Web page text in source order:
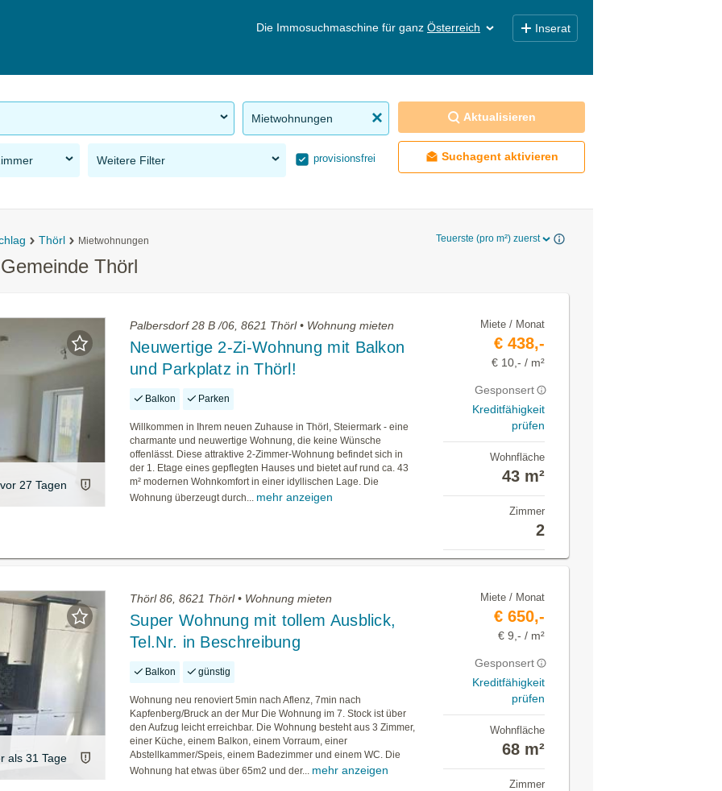
Die Immosuchmaschine für ganz Österreich Inserat
Mietwohnungen
Weitere Filter provisionsfrei
Aktualisieren
Suchagent aktivieren
Thörl Mietwohnungen Teuerste (pro m²) zuerst
Thörl
vor 27 Tagen
Palbersdorf 28 B /06, 8621 Thörl • Wohnung mieten
Neuwertige 2-Zi-Wohnung mit Balkon
und Parkplatz in Thörl!
Balkon Parken
Willkommen in Ihrem neuen Zuhause in Thörl, Steiermark - eine
charmante und neuwertige Wohnung, die keine Wünsche
offenlässt. Diese attraktive 2-Zimmer-Wohnung befindet sich in
der 1. Etage eines gepflegten Hauses und bietet auf rund ca. 43
m² modernen Wohnkomfort in einer idyllischen Lage. Die
Wohnung überzeugt durch... mehr anzeigen
Miete / Monat
€ 438,-
€ 10,- / m²
Gesponsert
Kreditfähigkeit
prüfen
Wohnfläche
43 m²
Zimmer
2
als 31 Tage
Thörl 86, 8621 Thörl • Wohnung mieten
Super Wohnung mit tollem Ausblick,
Tel.Nr. in Beschreibung
Balkon günstig
Wohnung neu renoviert 5min nach Aflenz, 7min nach
Kapfenberg/Bruck an der Mur Die Wohnung im 7. Stock ist über
den Aufzug leicht erreichbar. Die Wohnung besteht aus 3 Zimmer,
einer Küche, einem Balkon, einem Vorraum, einer
Abstellkammer/Speis, einem Badezimmer und einem WC. Die
Wohnung hat etwas über 65m2 und der... mehr anzeigen
Miete / Monat
€ 650,-
€ 9,- / m²
Gesponsert
Kreditfähigkeit
prüfen
Wohnfläche
68 m²
Zimmer